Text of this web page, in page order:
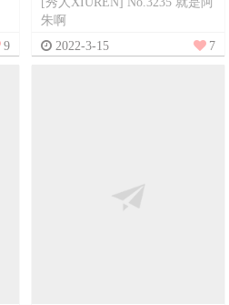
9
朱啊
2022-3-15
7